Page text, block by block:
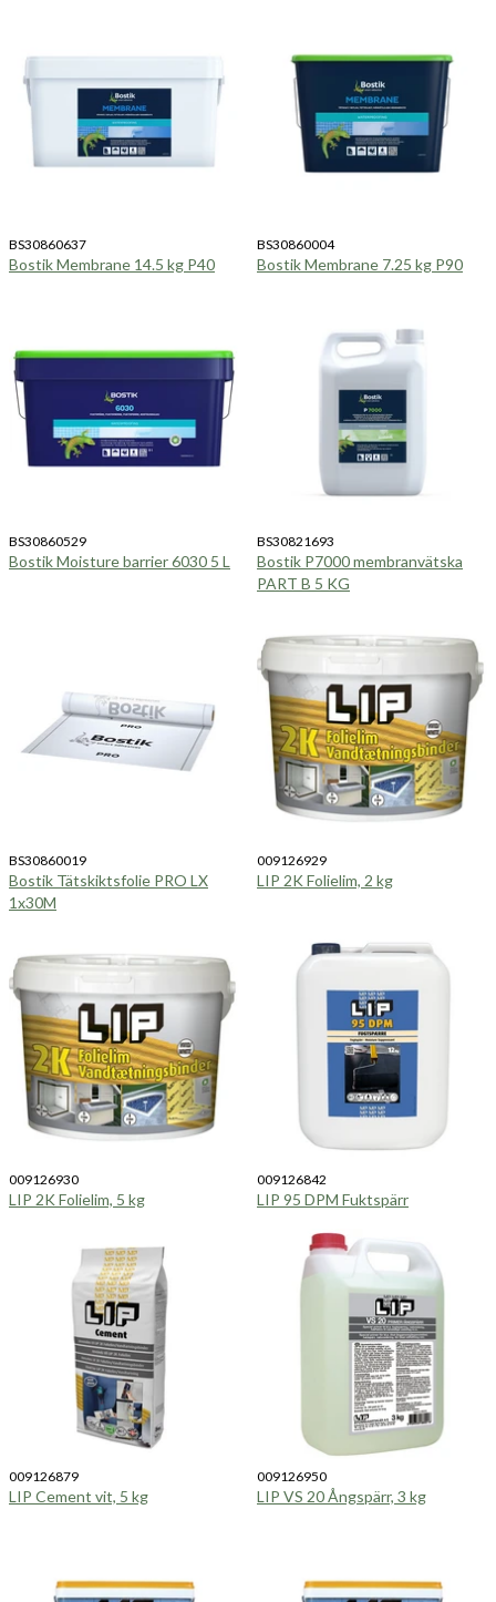
BS30860637
Bostik Membrane 14.5 kg P40
BS30860004
Bostik Membrane 7.25 kg P90
BS30860529
Bostik Moisture barrier 6030 5 L
BS30821693
Bostik P7000 membranvätska
PART B 5 KG
BS30860019
Bostik Tätskiktsfolie PRO LX
1x30M
009126929
LIP 2K Folielim, 2 kg
009126930
LIP 2K Folielim, 5 kg
009126842
LIP 95 DPM Fuktspärr
009126879
LIP Cement vit, 5 kg
009126950
LIP VS 20 Ångspärr, 3 kg